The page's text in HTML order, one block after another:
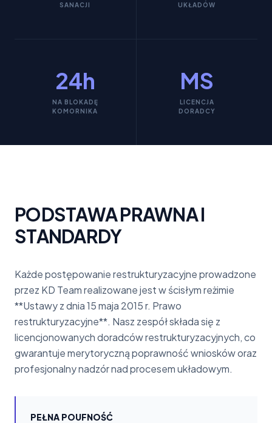
SANACJI
UKŁADÓW
24h
NA BLOKADĘ
KOMORNIKA
MS
LICENCJA
DORADCY
PODSTAWA PRAWNA I
STANDARDY
Każde postępowanie restrukturyzacyjne prowadzone
przez KD Team realizowane jest w ścisłym reżimie
**Ustawy z dnia 15 maja 2015 r. Prawo
restrukturyzacyjne**. Nasz zespół składa się z
licencjonowanych doradców restrukturyzacyjnych, co
gwarantuje merytoryczną poprawność wniosków oraz
profesjonalny nadzór nad procesem układowym.
PEŁNA POUFNOŚĆ